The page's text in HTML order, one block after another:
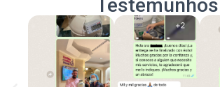
Testemunhos